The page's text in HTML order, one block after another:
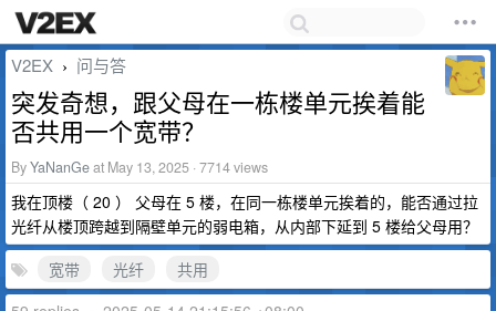
V2EX › 问与答
突发奇想，跟父母在一栋楼单元挨着能
否共用一个宽带？
ByYaNanGeat May 13, 2025 · 7714 views
我在顶楼（ 20 ） 父母在 5 楼，在同一栋楼单元挨着的，能否通过拉
光纤从楼顶跨越到隔壁单元的弱电箱，从内部下延到 5 楼给父母用？
宽带
光纤
共用